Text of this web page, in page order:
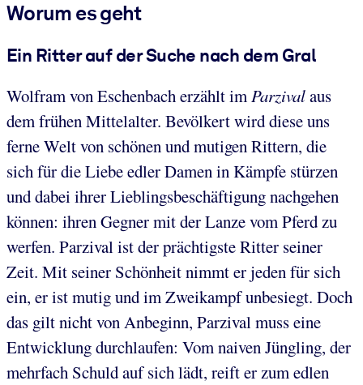
Worum es geht
Ein Ritter auf der Suche nach dem Gral
Wolfram von Eschenbach erzählt imParzivalaus
dem frühen Mittelalter. Bevölkert wird diese uns
ferne Welt von schönen und mutigen Rittern, die
sich für die Liebe edler Damen in Kämpfe stürzen
und dabei ihrer Lieblingsbeschäftigung nachgehen
können: ihren Gegner mit der Lanze vom Pferd zu
werfen. Parzival ist der prächtigste Ritter seiner
Zeit. Mit seiner Schönheit nimmt er jeden für sich
ein, er ist mutig und im Zweikampf unbesiegt. Doch
das gilt nicht von Anbeginn, Parzival muss eine
Entwicklung durchlaufen: Vom naiven Jüngling, der
mehrfach Schuld auf sich lädt, reift er zum edlen